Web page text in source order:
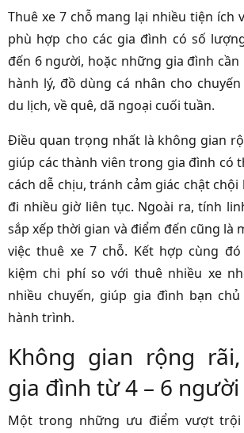
Thuê xe 7 chỗ mang lại nhiều tiện ích
phù hợp cho các gia đình có số
đến 6 người, hoặc những gia đình
hành lý, đồ dùng cá nhân cho
du lịch, về quê, dã ngoại cuối tuần.
Điều quan trọng nhất là không gian
giúp các thành viên trong gia đình có
cách dễ chịu, tránh cảm giác chật
đi nhiều giờ liên tục. Ngoài ra, tính
sắp xếp thời gian và điểm đến cũng là
việc thuê xe 7 chỗ. Kết hợp cùng
kiệm chi phí so với thuê nhiều xe
nhiều chuyến, giúp gia đình bạn
hành trình.
Không gian rộng
gia đình từ 4 – 6 người
Một trong những ưu điểm vượt trội